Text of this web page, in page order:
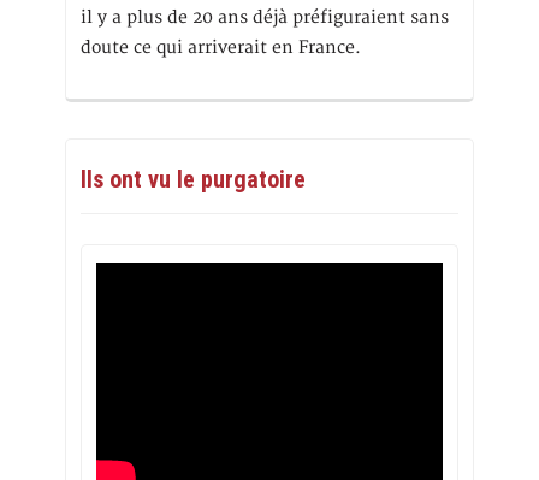
il y a plus de 20 ans déjà préfiguraient sans
doute ce qui arriverait en France.
Ils ont vu le purgatoire